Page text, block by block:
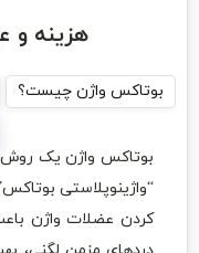
هزینه و
بوتاکس واژن چیست؟
بوتاکس واژن یک روش
“واژینوپلاستی
کردن عضلات واژن